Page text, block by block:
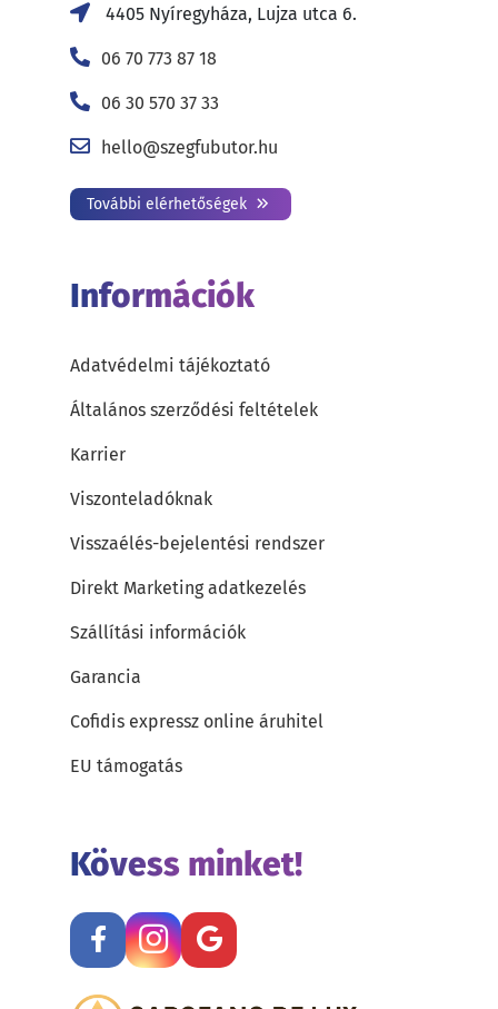
4405 Nyíregyháza, Lujza utca 6.
06 70 773 87 18
06 30 570 37 33
hello@szegfubutor.hu
További elérhetőségek
Információk
Adatvédelmi tájékoztató
Általános szerződési feltételek
Karrier
Viszonteladóknak
Visszaélés-bejelentési rendszer
Direkt Marketing adatkezelés
Szállítási információk
Garancia
Cofidis expressz online áruhitel
EU támogatás
Kövess minket!